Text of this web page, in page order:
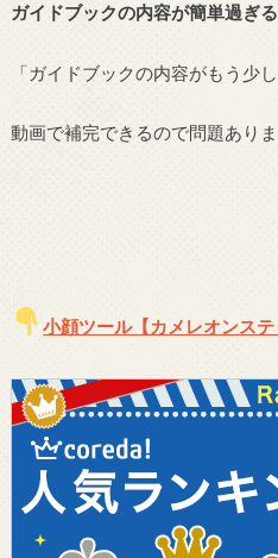
ガイドブックの内容が簡単過ぎ
「ガイドブックの内容がもう少
動画で補完できるので問題ありま
小顔ツール【カメレオンス